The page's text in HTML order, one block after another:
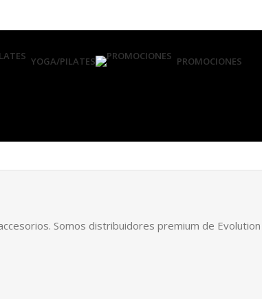
YOGA/PILATES PROMOCIONES
Somos distribuidores premium de